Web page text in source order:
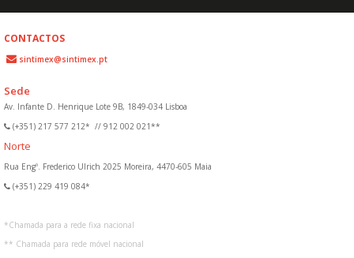
CONTACTOS
sintimex@sintimex.pt
Sede
Av. Infante D. Henrique Lote 9B, 1849-034 Lisboa
(+351) 217 577 212* // 912 002 021**
Norte
Rua Engº. Frederico Ulrich 2025 Moreira, 4470-605 Maia
(+351) 229 419 084*
*Chamada para a rede fixa nacional
** Chamada para rede móvel nacional